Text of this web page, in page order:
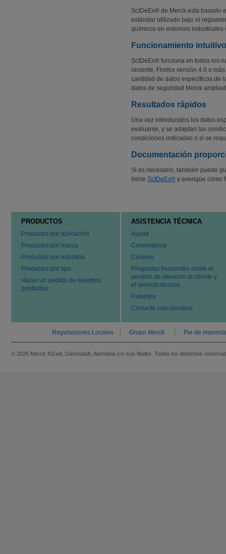
ScIDeEx® de Merck está basado
estándar utilizado bajo el
químicos en entornos industriales
Funcionamiento intuitivo
ScIDeEx® funciona en todos los
reciente, Firefox versión 4.0 o
cantidad de datos específicos de
datos de seguridad Merck
Resultados rápidos
Una vez introducidos los datos
evaluarse, y se adaptan las
condiciones indicadas o si se
Documentación
Si es necesario, también puede
Inicie ScIDeEx® y averigüe cómo
PRODUCTOS
Productos por aplicación
Productos por marca
Productos por industria
Productos por tipo
Hacer un pedido de nuestros
productos
ASISTENCIA TÉCNICA
Ayuda
Comentarios
Cookies
Preguntas frecuentes sobre el
servicio de atención al cliente y
el servicio técnico
Patentes
Contacte con nosotros
Regulaciones Locales Grupo Merck Pie de
© 2025 Merck KGaA, Darmstadt, Alemania y/o sus filiales. Todos los derechos